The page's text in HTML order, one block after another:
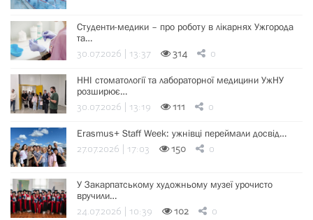
Студенти-медики – про роботу в лікарнях Ужгорода
та…
30.07.2026 | 13:37 314 0
ННІ стоматології та лабораторної медицини УжНУ
розширює…
30.07.2026 | 13:19 111 0
Erasmus+ Staff Week: ужнівці переймали досвід…
27.07.2026 | 17:03 150 0
У Закарпатському художньому музеї урочисто
вручили…
24.07.2026 | 10:39 102 0